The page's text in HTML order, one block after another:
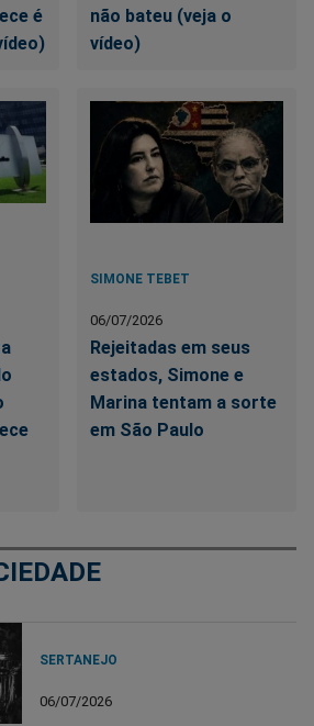
é
não bateu (veja o
vídeo)
SIMONE TEBET
06/07/2026
Rejeitadas em seus
estados, Simone e
Marina tentam a sorte
em São Paulo
SERTANEJO
06/07/2026